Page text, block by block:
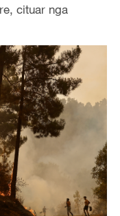
cituar nga